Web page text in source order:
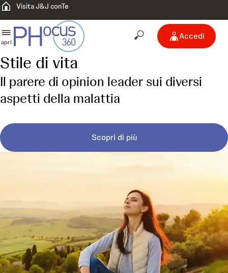
Visita J&J conTe
apri
Accedi
Stile di vita
Il parere di opinion leader sui diversi
aspetti della malattia
Scopri di più